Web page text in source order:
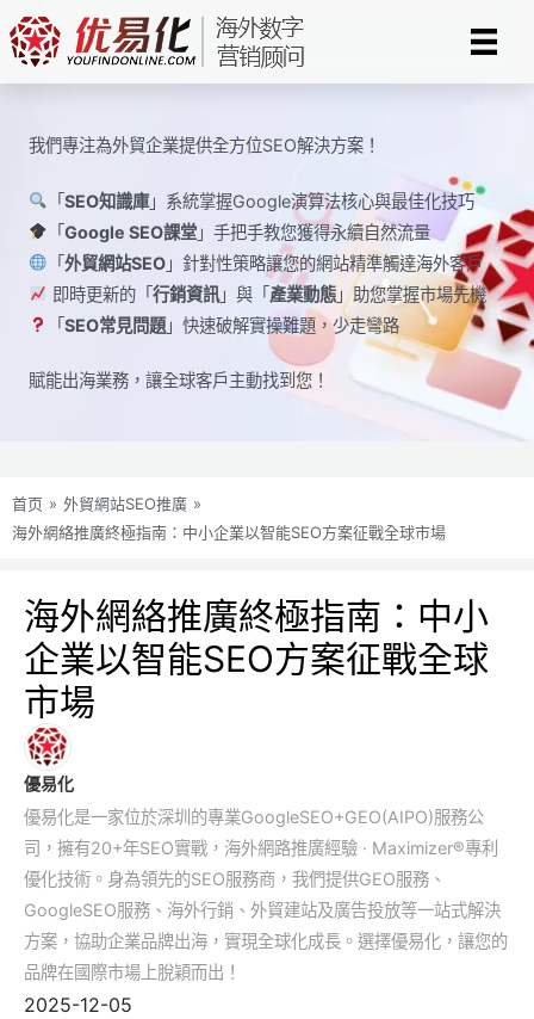
Skip
to
content
我們專注為外貿企業提供全方位SEO解決方案！
「SEO知識庫」系統掌握Google演算法核心與最佳化技巧
「Google SEO課堂 」手把手教您獲得永續自然流量
「外貿網站SEO 」針對性策略讓您的網站精準觸達海外客戶
即時更新的「行銷資訊 」與「 產業動態 」助您掌握市場先機
「SEO常見問題」快速破解實操難題，少走彎路
賦能出海業務，讓全球​​客戶主動找到您！
首页 » 外貿網站SEO推廣 »
海外網絡推廣終極指南：中小企業以智能SEO方案征戰全球市場
海外網絡推廣終極指南：中小
企業以智能SEO方案征戰全球
市場
優易化
優易化是一家位於深圳的專業GoogleSEO+GEO(AIPO)服務公
司，擁有20+年SEO實戰，海外網路推廣經驗 · Maximizer®專利
優化技術。身為領先的SEO服務商，我們提供GEO服務、
GoogleSEO服務、海外行銷、外貿建站及廣告投放等一站式解決
方案，協助企業品牌出海，實現全球化成長。選擇優易化，讓您的
品牌在國際市場上脫穎而出！
2025-12-05